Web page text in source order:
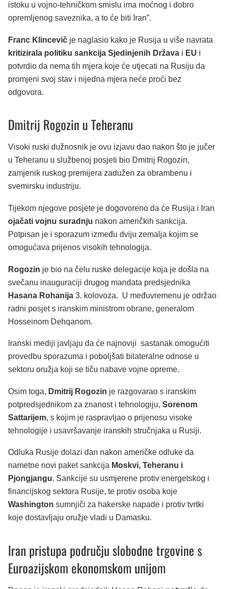
istoku u vojno-tehničkom smislu ima moćnog i dobro
opremljenog saveznika, a to će biti Iran”.
Franc Klincevič je naglasio kako je Rusija u više navrata
kritizirala politiku sankcija Sjedinjenih Država i EU i
potvrdio da nema tih mjera koje će utjecati na Rusiju da
promjeni svoj stav i nijedna mjera neće proći bez
odgovora.
Dmitrij Rogozin u Teheranu
Visoki ruski dužnosnik je ovu izjavu dao nakon što je jučer
u Teheranu u službenoj posjeti bio Dmitrij Rogozin,
zamjenik ruskog premijera zadužen za obrambenu i
svemirsku industriju.
Tijekom njegove posjete je dogovoreno da će Rusija i Iran
ojačati vojnu suradnju nakon američkih sankcija.
Potpisan je i sporazum između dviju zemalja kojim se
omogućava prijenos visokih tehnologija.
Rogozin je bio na čelu ruske delegacije koja je došla na
svečanu inauguraciji drugog mandata predsjednika
Hasana Rohanija 3. kolovoza. U međuvremenu je održao
radni posjet s iranskim ministrom obrane, generalom
Hosseinom Dehqanom.
Iranski mediji javljaju da će najnoviji sastanak omogućiti
provedbu sporazuma i poboljšati bilateralne odnose u
sektoru oružja koji se tiču nabave vojne opreme.
Osim toga, Dmitrij Rogozin je razgovarao s iranskim
potpredsjednikom za znanost i tehnologiju, Sorenom
Sattarijem, s kojim je raspravljao o prijenosu visoke
tehnologije i usavršavanje iranskih stručnjaka u Rusiji.
Odluka Rusije dolazi dan nakon američke odluke da
nametne novi paket sankcija Moskvi, Teheranu i
Pjongjangu. Sankcije su usmjerene protiv energetskog i
financijskog sektora Rusije, te protiv osoba koje
Washington sumnjiči za hakerske napade i protiv tvrtki
koje dostavljaju oružje vladi u Damasku.
Iran pristupa području slobodne trgovine s
Euroazijskom ekonomskom unijom